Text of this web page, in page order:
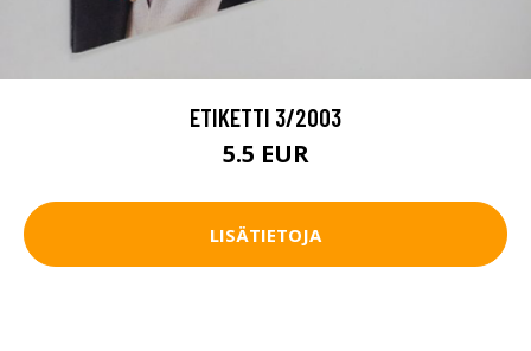
ETIKETTI 3/2003
5.5 EUR
LISÄTIETOJA